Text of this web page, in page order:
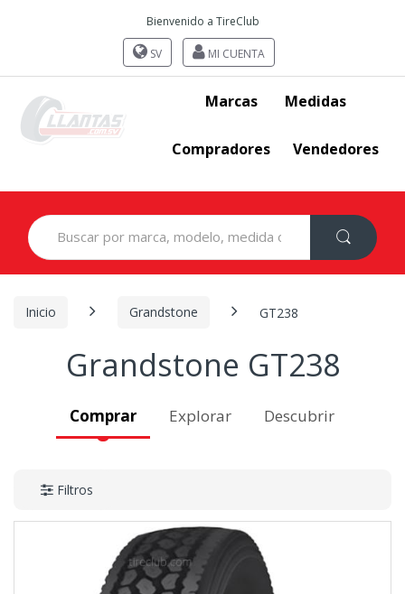
Bienvenido a TireClub
SV MI CUENTA
Marcas Medidas
Compradores Vendedores
Search
for:
Inicio Grandstone GT238
Grandstone GT238
Comprar Explorar Descubrir
Filtros